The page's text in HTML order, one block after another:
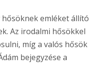
emléket állító
Az irodalmi hősökkel
míg a valós hősök
bejegyzése a